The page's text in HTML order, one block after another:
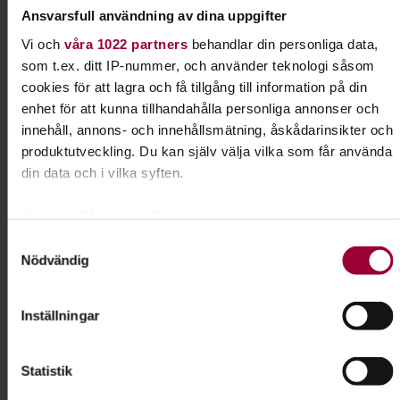
Ansvarsfull användning av dina uppgifter
Vi och våra 1022 partnersbehandlar din personliga data,
som t.ex. ditt IP-nummer, och använder teknologi såsom
cookies för att lagra och få tillgång till information på din
enhet för att kunna tillhandahålla personliga annonser och
innehåll, annons- och innehållsmätning, åskådarinsikter och
produktutveckling. Du kan själv välja vilka som får använda
din data och i vilka syften.
kan ha en noggrannhet på upp till flera meter
Ta reda på mer om hur dina personliga uppgifter behandlas
ändra eller dra tillbaka ditt samtycke när som helst från
Nödvändig
Inställningar
Statistik
Skicka e-post
0155-80 00 02
Visa mer
Dela: Facebook LinkedIn E-mail
Nosarbete
Lär din hund att bli ännu bättre på att dofta sig
främsta egenskaper - sitt fantastiska luktsinne.